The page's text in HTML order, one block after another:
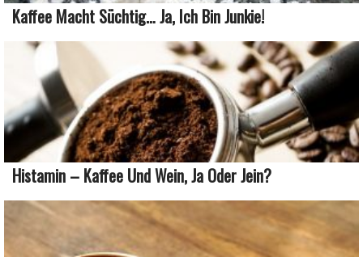
Kaffee Macht Süchtig… Ja, Ich Bin Junkie!
Histamin – Kaffee Und Wein, Ja Oder Jein?